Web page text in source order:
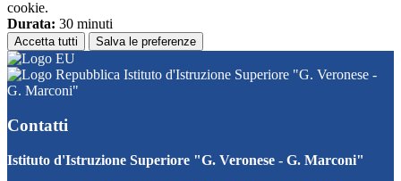
cookie.
Durata: 30 minuti
Accetta tutti Salva le preferenze
Istituto d'Istruzione Superiore "G. Veronese -
G. Marconi"
Contatti
Istituto d'Istruzione Superiore "G. Veronese - G. Marconi"